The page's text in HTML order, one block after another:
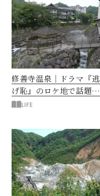
修善寺温泉｜ドラマ『逃
げ恥』のロケ地で話題の
温泉地
LIFE